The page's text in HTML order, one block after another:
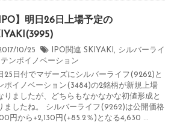
IPO】明日26日上場予定の
10/25 IPO関連 SKIYAKI , シルバーライ
テンポイノベーション
25日付でマザーズにシルバーライフ(9262)と
ポイノベーション(3484)の2銘柄が新規上場
りましたが、どちらもなかなかな初値形成と
ましたね。 シルバーライフ(9262)は公開価格
円から+2,130円(+85.2％)となる4,630 ...